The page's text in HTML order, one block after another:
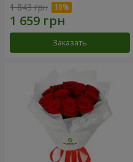
1 843 грн
Заказать